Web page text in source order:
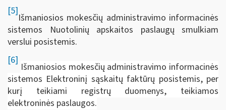
[5]
Išmaniosios mokesčių administravimo informacinės
sistemos Nuotolinių apskaitos paslaugų smulkiam
verslui posistemis.
[6]
Išmaniosios mokesčių administravimo informacinės
sistemos Elektroninį sąskaitų faktūrų posistemis, per
kurį teikiami registrų duomenys, teikiamos
elektroninės paslaugos.